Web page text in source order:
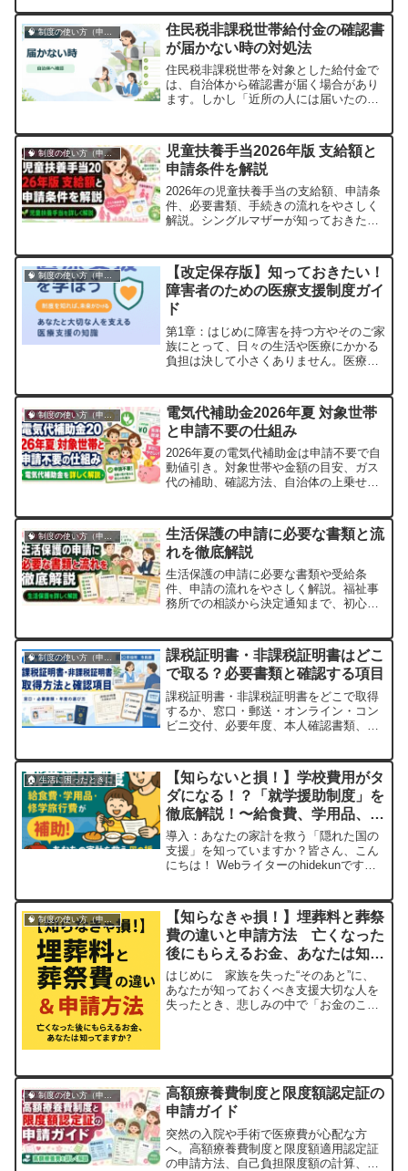
住民税非課税世帯給付金の確認書
が届かない時の対処法
住民税非課税世帯を対象とした給付金で
は、自治体から確認書が届く場合があり
ます。しかし「近所の人には届いたの
い」と不安になることもあるでしょう。
確認書が届かないときは、対象年度の自
治体公式案内で発送状況を確認し、不明
な点を給付金窓口へ...
🧠 制度の使い方（申請・相談など）
児童扶養手当2026年版 支給額と
申請条件を解説
2026年の児童扶養手当の支給額、申請条
件、必要書類、手続きの流れをやさしく
解説。シングルマザーが知っておきたい
【改定保存版】知っておきたい！
障害者のための医療支援制度ガイ
ド
第1章：はじめに障害を持つ方やそのご家
族にとって、日々の生活や医療にかかる
負担は決して小さくありません。医療費
を少しでも軽くするために、日本にはさ
まざまな「医療支援制度」が整備されて
います。しかしながら、これらの制度の
多くは、制...
🧠 制度の使い方（申請・相談など）
電気代補助金2026年夏 対象世帯
と申請不要の仕組み
2026年夏の電気代補助金は申請不要で自
動値引き。対象世帯や金額の目安、ガス
代の補助、確認方法、自治体の上乗せ支
🧠 制度の使い方（申請・相談など）
生活保護の申請に必要な書類と流
れを徹底解説
生活保護の申請に必要な書類や受給条
件、申請の流れをやさしく解説。福祉事
務所での相談から決定通知まで、初心者
🧠 制度の使い方（申請・相談など）
課税証明書・非課税証明書はどこ
で取る？必要書類と確認する項目
課税証明書・非課税証明書をどこで取得
するか、窓口・郵送・オンライン・コン
ビニ交付、必要年度、本人確認書類、確
🏠 生活に困ったときに
【知らないと損！】学校費用がタ
ダになる！？「就学援助制度」を
徹底解説！〜給食費、学用品、修
学旅行費までまるっと補助！〜
導入：あなたの家計を救う「隠れた国の
支援」を知っていますか？皆さん、こん
にちは！ Webライターのhidekunです。
ね？ 「義務教育は無償」って言われるけ
れど、実際には給食費に学用品、体操
服、部活動の費用、そして修学旅行
代…。...
🧠 制度の使い方（申請・相談など）
【知らなきゃ損！】埋葬料と葬祭
費の違いと申請方法 亡くなった
後にもらえるお金、あなたは知っ
てますか？
はじめに 家族を失った“そのあと”に、
あなたが知っておくべき支援大切な人を
失ったとき、悲しみの中で「お金のこ
も、これ…申請しないと1円ももらえませ
ん！しかも...
🧠 制度の使い方（申請・相談など）
高額療養費制度と限度額認定証の
申請ガイド
突然の入院や手術で医療費が心配な方
へ。高額療養費制度と限度額適用認定証
の申請方法、自己負担限度額の計算、実